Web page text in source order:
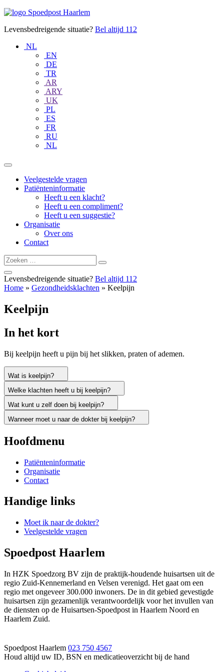
Doorgaan
content
Spoedpost
Levensbedreigende situatie? Bel altijd 112
NL
EN
DE
TR
AR
ARY
UK
PL
ES
FR
RU
NL
Veelgestelde vragen
Patiënteninformatie
Heeft u een klacht?
Heeft u een compliment?
Heeft u een suggestie?
Organisatie
Over ons
Contact
Zoeken
naar:
Zoeken
Levensbedreigende situatie? Bel altijd 112
Home » Gezondheidsklachten » Keelpijn
Keelpijn
In het kort
Bij keelpijn heeft u pijn bij het slikken, praten of ademen.
Wat is keelpijn?
Welke klachten heeft u bij keelpijn?
Wat kunt u zelf doen bij keelpijn?
Wanneer moet u naar de dokter bij keelpijn?
Hoofdmenu
Patiënteninformatie
Organisatie
Contact
Handige links
Moet ik naar de dokter?
Veelgestelde vragen
Spoedpost Haarlem
In HZK Spoedzorg BV zijn de praktijk-houdende huisartsen uit de
regio Zuid-Kennemerland en Velsen verenigd. Het gaat om een
regio met ongeveer 300.000 inwoners. De in dit gebied gevestigde
huisartsen zijn gezamenlijk verantwoordelijk voor het invullen van
de diensten op de Huisartsen-Spoedpost in Haarlem Noord en
Haarlem Zuid.
Spoedpost Haarlem 023 750 4567
Houd altijd uw ID, BSN en medicatieoverzicht bij de hand